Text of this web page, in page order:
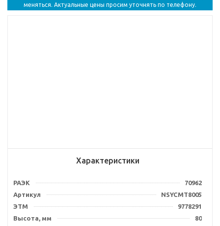
меняться. Актуальные цены просим уточнять по телефону.
Характеристики
РАЭК
70962
Артикул
NSYCMT8005
ЭТМ
9778291
Высота, мм
80